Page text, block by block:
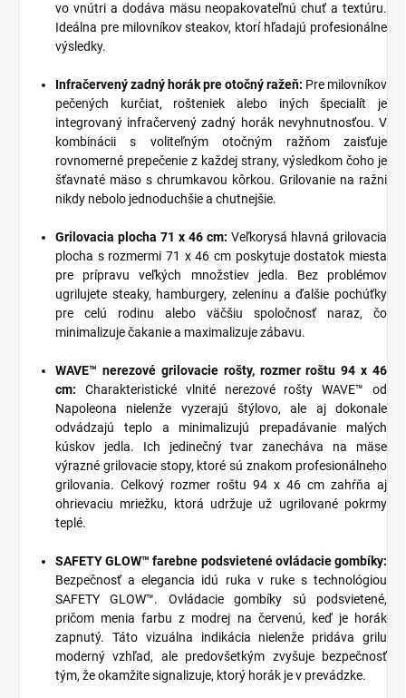
vo vnútri a dodáva mäsu neopakovateľnú chuť a textúru.
Ideálna pre milovníkov steakov, ktorí hľadajú profesionálne
výsledky.
Infračervený zadný horák pre otočný ražeň: Pre milovníkov
pečených kurčiat, rošteniek alebo iných špecialít je
integrovaný infračervený zadný horák nevyhnutnosťou. V
kombinácii s voliteľným otočným ražňom zaisťuje
rovnomerné prepečenie z každej strany, výsledkom čoho je
šťavnaté mäso s chrumkavou kôrkou. Grilovanie na ražni
nikdy nebolo jednoduchšie a chutnejšie.
Grilovacia plocha 71 x 46 cm: Veľkorysá hlavná grilovacia
plocha s rozmermi 71 x 46 cm poskytuje dostatok miesta
pre prípravu veľkých množstiev jedla. Bez problémov
ugrilujete steaky, hamburgery, zeleninu a ďalšie pochúťky
pre celú rodinu alebo väčšiu spoločnosť naraz, čo
minimalizuje čakanie a maximalizuje zábavu.
WAVE™ nerezové grilovacie rošty, rozmer roštu 94 x 46
cm: Charakteristické vlnité nerezové rošty WAVE™ od
Napoleona nielenže vyzerajú štýlovo, ale aj dokonale
odvádzajú teplo a minimalizujú prepadávanie malých
kúskov jedla. Ich jedinečný tvar zanecháva na mäse
výrazné grilovacie stopy, ktoré sú znakom profesionálneho
grilovania. Celkový rozmer roštu 94 x 46 cm zahŕňa aj
ohrievaciu mriežku, ktorá udržuje už ugrilované pokrmy
teplé.
SAFETY GLOW™ farebne podsvietené ovládacie gombíky:
Bezpečnosť a elegancia idú ruka v ruke s technológiou
SAFETY GLOW™. Ovládacie gombíky sú podsvietené,
pričom menia farbu z modrej na červenú, keď je horák
zapnutý. Táto vizuálna indikácia nielenže pridáva grilu
moderný vzhľad, ale predovšetkým zvyšuje bezpečnosť
tým, že okamžite signalizuje, ktorý horák je v prevádzke.